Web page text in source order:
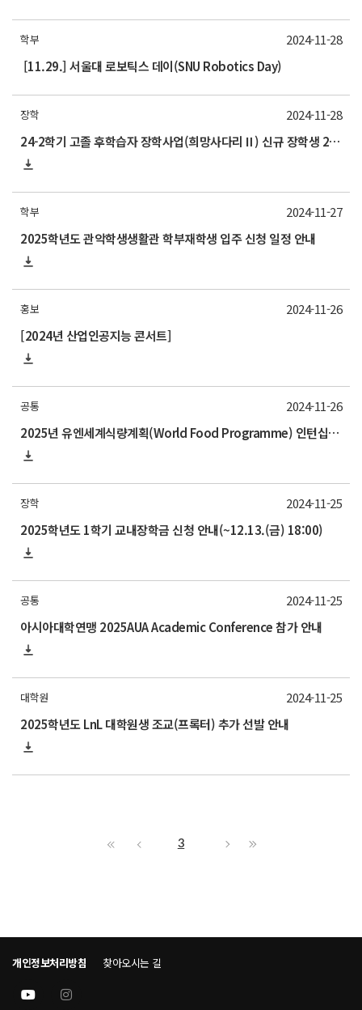
학부
[11.29.] 서울대 로보틱스 데이(SNU Robotics Day)
2024-11-28
장학
24-2학기 고졸 후학습자 장학사업(희망사다리Ⅱ) 신규 장학생 2차 선발 안내
2024-11-28
학부
2025학년도 관악학생생활관 학부재학생 입주 신청 일정 안내
2024-11-27
홍보
[2024년 산업인공지능 콘서트]
2024-11-26
공통
2025년 유엔세계식량계획(World Food Programme) 인턴십 프로그램 참가자 모집 안내
2024-11-26
장학
2025학년도 1학기 교내장학금 신청 안내(~12.13.(금) 18:00)
2024-11-25
공통
아시아대학연맹 2025AUA Academic Conference 참가 안내
2024-11-25
대학원
2025학년도 LnL 대학원생 조교(프록터) 추가 선발 안내
2024-11-25
3
개인정보처리방침 찾아오시는 길